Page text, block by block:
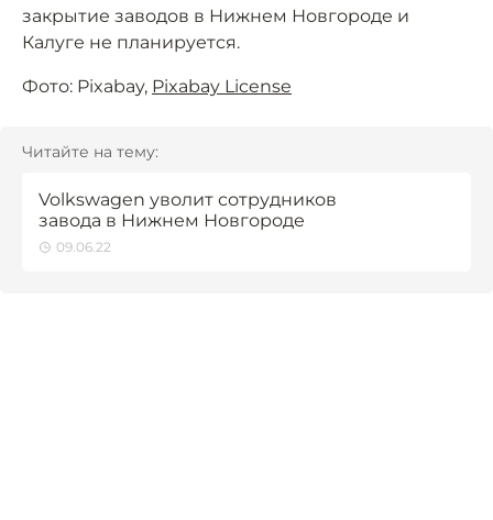
закрытие заводов в Нижнем Новгороде и
Калуге не планируется.
Фото: Pixabay, Pixabay License
Читайте на тему:
Volkswagen уволит сотрудников
завода в Нижнем Новгороде
09.06.22